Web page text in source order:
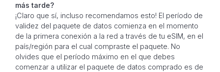
más tarde?
¡Claro que sí, incluso recomendamos esto! El período de
validez del paquete de datos comienza en el momento
de la primera conexión a la red a través de tu eSIM, en el
país/región para el cual compraste el paquete. No
olvides que el período máximo en el que debes
comenzar a utilizar el paquete de datos comprado es de